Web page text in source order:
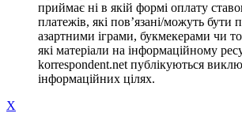
приймає ні в якій формі оплату
платежів, які пов’язані/можуть бути
азартними іграми, букмекерами чи
які матеріали на інформаційному
korrespondent.net публікуються
інформаційних цілях.
X